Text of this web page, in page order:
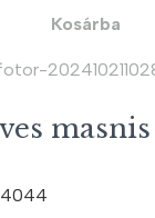
Ft.
Kosárba